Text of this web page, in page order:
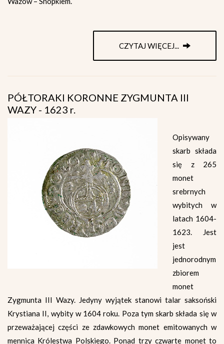
CZYTAJ WIĘCEJ...
PÓŁTORAKI KORONNE ZYGMUNTA III
WAZY - 1623 r.
Opisywany
skarb składa
się z 265
monet
srebrnych
wybitych w
latach 1604-
1623. Jest
jest
jednorodnym
zbiorem
monet
Zygmunta III Wazy. Jedyny wyjątek stanowi talar saksoński
Krystiana II, wybity w 1604 roku. Poza tym skarb składa się w
przeważającej części ze zdawkowych monet emitowanych w
mennica Królestwa Polskiego. Ponad trzy czwarte monet to